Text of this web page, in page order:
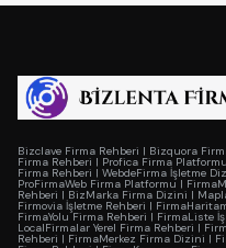
Bizclave Firma Rehberi | Bizquora
Firma Rehberi | Profica Firma Platformu
Firma Rehberi | WebdeFirma İşletme
ProFirmaWeb Firma Platformu |
Rehberi | BizMarka Firma Dizini |
Firmovia İşletme Rehberi |
FirmaYolu Firma Rehberi | FirmaListe
LocalFirmalar Yerel Firma Rehberi |
Rehberi | FirmaMerkez Firma Dizini |